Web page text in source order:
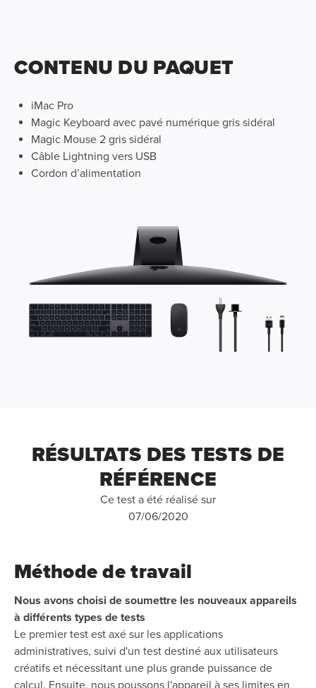
CONTENU DU PAQUET
iMac Pro
Magic Keyboard avec pavé numérique gris sidéral
Magic Mouse 2 gris sidéral
Câble Lightning vers USB
Cordon d’alimentation
RÉSULTATS DES TESTS DE
RÉFÉRENCE
Ce test a été réalisé sur
07/06/2020
Méthode de travail
Nous avons choisi de soumettre les nouveaux appareils
à différents types de tests
Le premier test est axé sur les applications
administratives, suivi d'un test destiné aux utilisateurs
créatifs et nécessitant une plus grande puissance de